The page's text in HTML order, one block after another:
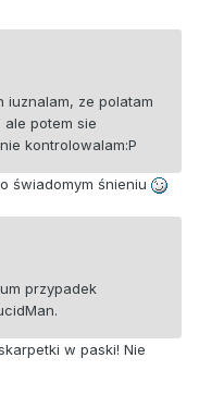
iuznalam, ze polatam
potem sie
kontrolowalam:P
świadomym śnieniu
przypadek
w paski! Nie